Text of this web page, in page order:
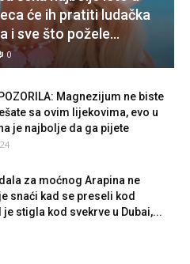
će ih pratiti ludačka
i sve što požele...
0
Magnezijum ne biste
sa ovim lijekovima, evo u
je najbolje da ga pijete
za moćnog Arapina ne
snaći kad se preseli kod
stigla kod svekrve u Dubai,...